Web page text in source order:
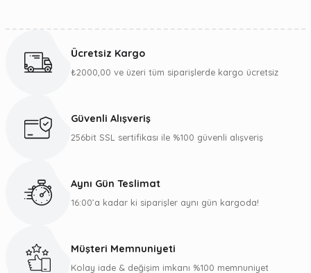
Görüş ve önerileriniz için teşekkür ederiz.
Ürün bilgilerinde hatalar bulunuyor.
Gönder
Ücretsiz Kargo
₺2000,00 ve üzeri tüm siparişlerde kargo ücretsiz
Güvenli Alışveriş
256bit SSL sertifikası ile %100 güvenli alışveriş
Aynı Gün Teslimat
16:00’a kadar ki siparişler aynı gün kargoda!
Müşteri Memnuniyeti
Kolay iade & değişim imkanı %100 memnuniyet